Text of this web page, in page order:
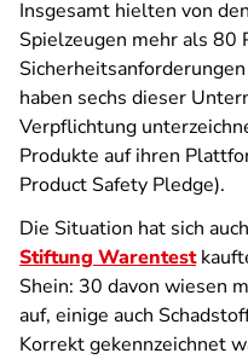
Insgesamt hielten von
Spielzeugen mehr als 80
haben sechs dieser
Verpflichtung
Produkte auf ihren
Product Safety Pledge).
Die Situation hat sich
Stiftung Warentest
Shein: 30 davon wiesen
auf, einige auch
Korrekt gekennzeichnet